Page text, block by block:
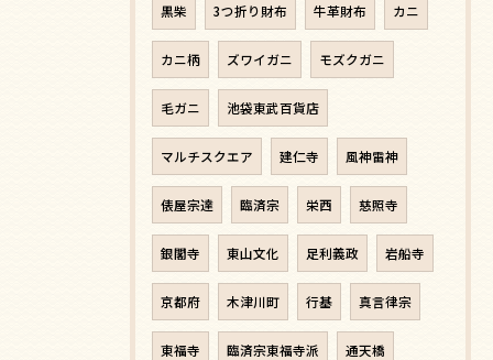
黒柴 3つ折り財布 牛革財布 カニ
カニ柄 ズワイガニ モズクガニ
毛ガニ 池袋東武百貨店
マルチスクエア 建仁寺 風神雷神
俵屋宗達 臨済宗 栄西 慈照寺
銀閣寺 東山文化 足利義政 岩船寺
京都府 木津川町 行基 真言律宗
東福寺 臨済宗東福寺派 通天橋